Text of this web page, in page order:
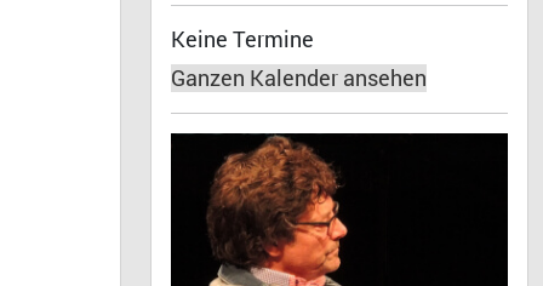
Keine Termine
Ganzen Kalender ansehen